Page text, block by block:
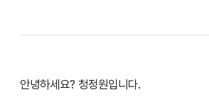
안녕하세요? 청정원입니다.